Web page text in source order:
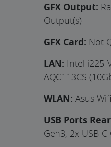
GFX Output:
Output(s)
GFX Card: Not
LAN: Intel i225-
AQC113CS
WLAN: Asus
USB Ports
Gen3, 2x USB-C